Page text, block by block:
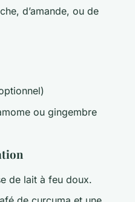
d’amande, ou de
ou gingembre
de lait à feu doux.